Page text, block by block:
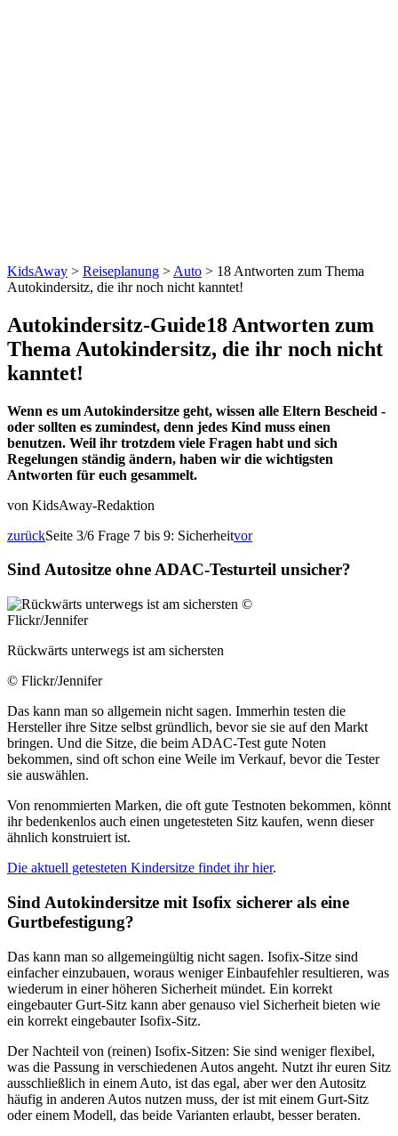
KidsAway > Reiseplanung > Auto > 18 Antworten zum Thema
Autokindersitz, die ihr noch nicht kanntet!
Autokindersitz-Guide18 Antworten zum
Thema Autokindersitz, die ihr noch nicht
kanntet!
Wenn es um Autokindersitze geht, wissen alle Eltern Bescheid -
oder sollten es zumindest, denn jedes Kind muss einen
benutzen. Weil ihr trotzdem viele Fragen habt und sich
Regelungen ständig ändern, haben wir die wichtigsten
Antworten für euch gesammelt.
von KidsAway-Redaktion
zurückSeite 3/6 Frage 7 bis 9: Sicherheitvor
Sind Autositze ohne ADAC-Testurteil unsicher?
Rückwärts unterwegs ist am sichersten
© Flickr/Jennifer
Das kann man so allgemein nicht sagen. Immerhin testen die
Hersteller ihre Sitze selbst gründlich, bevor sie sie auf den Markt
bringen. Und die Sitze, die beim ADAC-Test gute Noten
bekommen, sind oft schon eine Weile im Verkauf, bevor die Tester
sie auswählen.
Von renommierten Marken, die oft gute Testnoten bekommen, könnt
ihr bedenkenlos auch einen ungetesteten Sitz kaufen, wenn dieser
ähnlich konstruiert ist.
Die aktuell getesteten Kindersitze findet ihr hier.
Sind Autokindersitze mit Isofix sicherer als eine
Gurtbefestigung?
Das kann man so allgemeingültig nicht sagen. Isofix-Sitze sind
einfacher einzubauen, woraus weniger Einbaufehler resultieren, was
wiederum in einer höheren Sicherheit mündet. Ein korrekt
eingebauter Gurt-Sitz kann aber genauso viel Sicherheit bieten wie
ein korrekt eingebauter Isofix-Sitz.
Der Nachteil von (reinen) Isofix-Sitzen: Sie sind weniger flexibel,
was die Passung in verschiedenen Autos angeht. Nutzt ihr euren Sitz
ausschließlich in einem Auto, ist das egal, aber wer den Autositz
häufig in anderen Autos nutzen muss, der ist mit einem Gurt-Sitz
oder einem Modell, das beide Varianten erlaubt, besser beraten.